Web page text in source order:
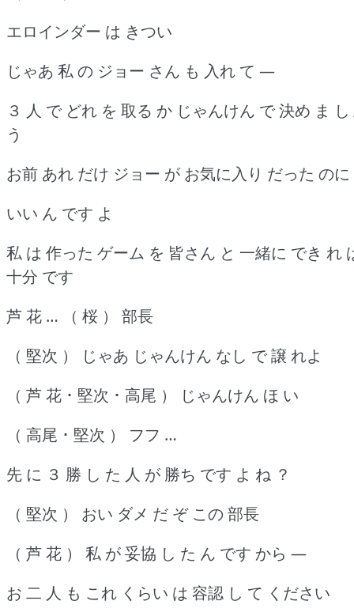
エロインダー は きつい
じゃあ 私 の ジョー さん も 入れ て ―
３ 人 で どれ を 取る か じゃんけん で 決め ま
う
お前 あれ だけ ジョー が お気に入り だった のに
いい ん です よ
私 は 作った ゲーム を 皆さん と 一緒に でき れ
十分 です
芦 花 … （ 桜 ） 部長
（ 堅次 ） じゃあ じゃんけん なし で 譲 れよ
（ 芦 花 ･ 堅次 ･ 高尾 ） じゃんけん ほ い
（ 高尾 ･ 堅次 ） フフ …
先 に ３ 勝 し た 人 が 勝ち です よ ね ？
（ 堅次 ） おい ダメ だ ぞ この 部長
（ 芦 花 ） 私 が 妥協 し た ん です から ―
お 二 人 も これ くらい は 容認 し て ください